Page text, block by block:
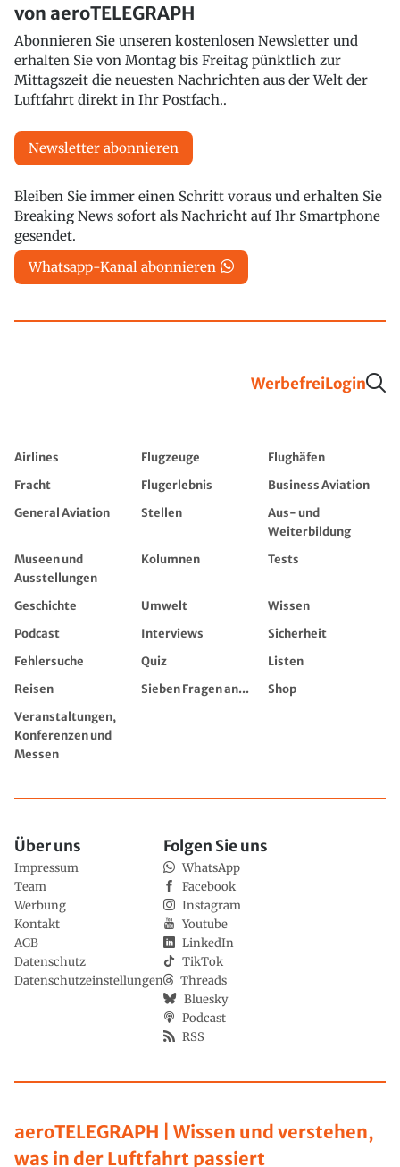
von aeroTELEGRAPH
Abonnieren Sie unseren kostenlosen Newsletter und
erhalten Sie von Montag bis Freitag pünktlich zur
Mittagszeit die neuesten Nachrichten aus der Welt der
Luftfahrt direkt in Ihr Postfach..
Newsletter abonnieren
Bleiben Sie immer einen Schritt voraus und erhalten Sie
Breaking News sofort als Nachricht auf Ihr Smartphone
gesendet.
Whatsapp-Kanal abonnieren
WerbefreiLogin
Airlines Flugzeuge
Flughäfen
Fracht
Flugerlebnis
Business Aviation
General Aviation
Stellen
Aus- und
Weiterbildung
Museen und
Ausstellungen
Kolumnen Tests
Geschichte Umwelt
Wissen
Podcast
Interviews
Sicherheit
Fehlersuche
Quiz
Listen
Reisen
Sieben Fragen an...
Shop
Veranstaltungen,
Konferenzen und
Messen
aeroTELEGRAPH | Wissen und verstehen,
was in der Luftfahrt passiert
Über uns
Impressum
Team
Werbung
Kontakt
AGB
Datenschutz
Datenschutzeinstellungen
Folgen Sie uns
WhatsApp
Facebook
Instagram
Youtube
LinkedIn
TikTok
Threads
Bluesky
Podcast
RSS